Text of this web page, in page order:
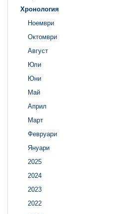
Хронология
Ноември
Октомври
Август
Юли
Юни
Май
Април
Март
Февруари
Януари
2025
2024
2023
2022